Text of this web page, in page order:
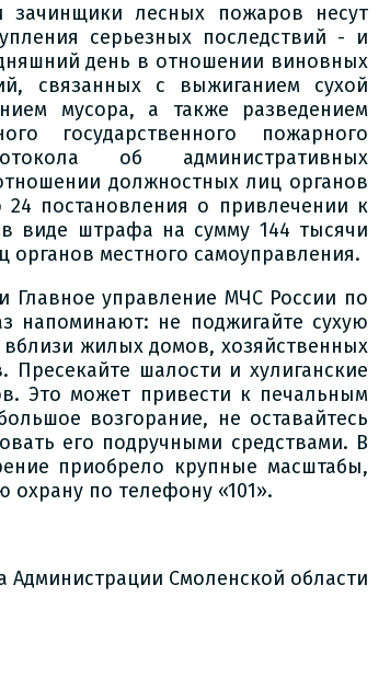
лесных пожаров несут
серьезных последствий - и
день в отношении виновных
связанных с выжиганием сухой
мусора, а также разведением
государственного пожарного
об административных
должностных лиц органов
24 постановления о привлечении к
виде штрафа на сумму 144 тысячи
местного самоуправления.
Главное управление МЧС России по
напоминают: не поджигайте сухую
жилых домов, хозяйственных
шалости и хулиганские
Это может привести к печальным
возгорание, не оставайтесь
его подручными средствами. В
приобрело крупные масштабы,
охрану по телефону «101».
Администрации Смоленской области